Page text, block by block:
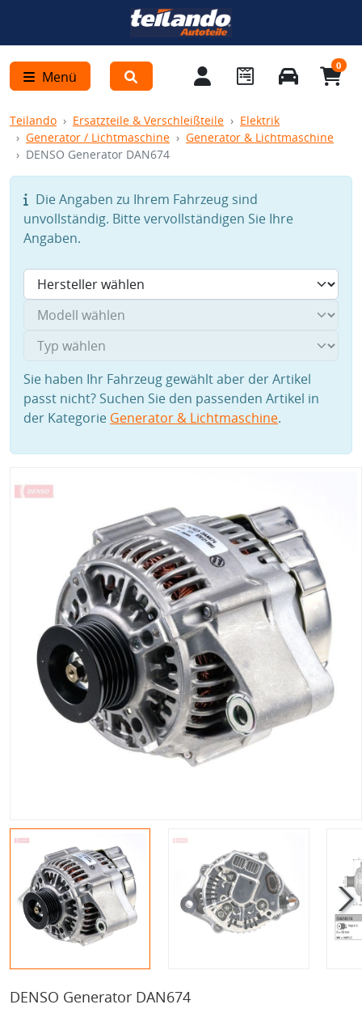
Menü
0
Teilando Ersatzteile & Verschleißteile
Elektrik
Generator / Lichtmaschine
Generator & Lichtmaschine
DENSO Generator DAN674
Die Angaben zu Ihrem Fahrzeug sind
unvollständig. Bitte vervollständigen Sie Ihre
Angaben.
Sie haben Ihr Fahrzeug gewählt aber der Artikel
passt nicht? Suchen Sie den passenden Artikel in
der Kategorie Generator & Lichtmaschine.
DENSO Generator DAN674